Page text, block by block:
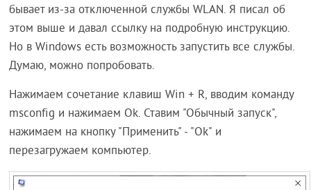
бывает из-за отключенной службы WLAN. Я писал об
этом выше и давал ссылку на подробную инструкцию.
Но в Windows есть возможность запустить все службы.
Думаю, можно попробовать.
Нажимаем сочетание клавиш Win + R, вводим команду
msconfig и нажимаем Ok. Ставим "Обычный запуск",
нажимаем на кнопку "Применить" - "Ok" и
перезагружаем компьютер.